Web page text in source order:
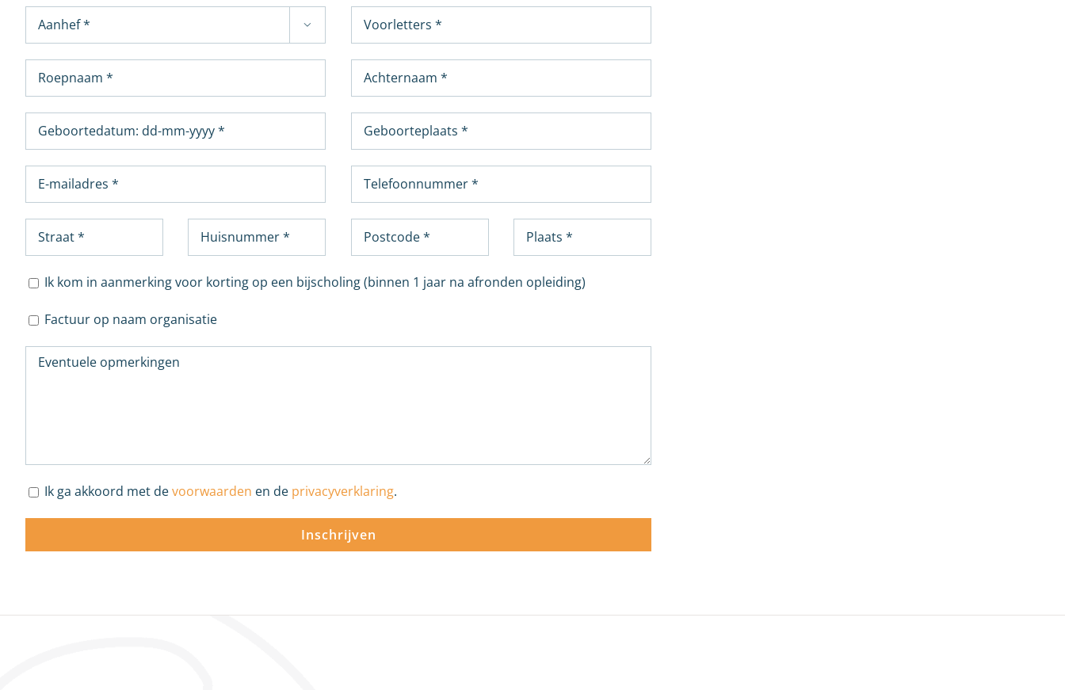

Ik kom in aanmerking voor korting op een bijscholing (binnen 1 jaar na afronden opleiding)
Factuur op naam organisatie
Ik ga akkoord met devoorwaarden en de privacyverklaring.